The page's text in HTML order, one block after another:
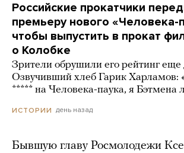
Российские прокатчики
премьеру нового «Человека-
чтобы выпустить в прокат
о Колобке
Зрители обрушили его рейтинг
Озвучивший хлеб Гарик Харламов:
***** на Человека-паука, я Бэтмена
ИСТОРИИ день назад
Бывшую главу Росмолодежи